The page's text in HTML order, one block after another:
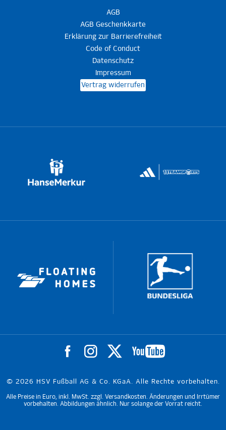
AGB
AGB Geschenkkarte
Erklärung zur Barrierefreiheit
Code of Conduct
Datenschutz
Impressum
Vertrag widerrufen
© 2026 HSV Fußball AG & Co. KGaA. Alle Rechte vorbehalten.
Alle Preise in Euro, inkl. MwSt. zzgl. Versandkosten. Änderungen und Irrtümer
vorbehalten. Abbildungen ähnlich. Nur solange der Vorrat reicht.